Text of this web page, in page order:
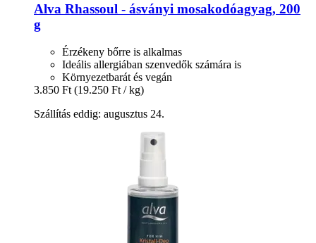
Alva Rhassoul -​ ásványi mosakodóagyag, 200
g
Érzékeny bőrre is alkalmas
Ideális allergiában szenvedők számára is
Környezetbarát és vegán
3.850 Ft (19.250 Ft / kg)
Szállítás eddig: augusztus 24.